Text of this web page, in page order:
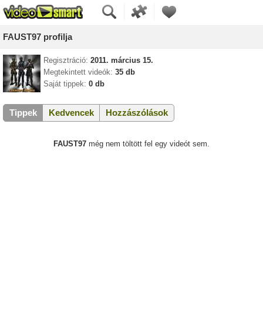
FAUST97 profilja
Regisztráció: 2011. március 15.
Megtekintett videók: 35 db
Saját tippek: 0 db
Tippek Kedvencek Hozzászólások
FAUST97 még nem töltött fel egy videót sem.